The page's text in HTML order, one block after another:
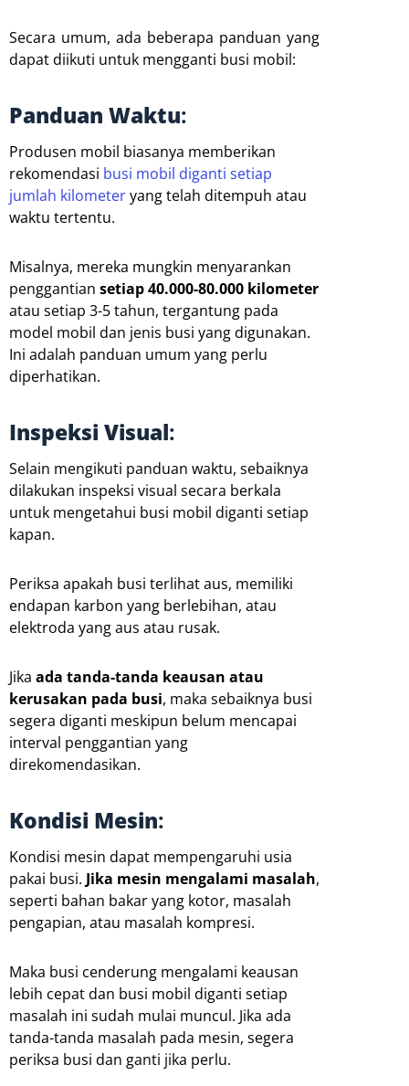
Secara umum, ada beberapa panduan yang
dapat diikuti untuk mengganti busi mobil:
Panduan Waktu:
Produsen mobil biasanya memberikan
rekomendasi busi mobil diganti setiap
jumlah kilometeryang telah ditempuh atau
waktu tertentu.
Misalnya, mereka mungkin menyarankan
penggantian setiap 40.000-80.000 kilometer
atau setiap 3-5 tahun, tergantung pada
model mobil dan jenis busi yang digunakan.
Ini adalah panduan umum yang perlu
diperhatikan.
Inspeksi Visual:
Selain mengikuti panduan waktu, sebaiknya
dilakukan inspeksi visual secara berkala
untuk mengetahui busi mobil diganti setiap
kapan.
Periksa apakah busi terlihat aus, memiliki
endapan karbon yang berlebihan, atau
elektroda yang aus atau rusak.
Jika ada tanda-tanda keausan atau
kerusakan pada busi, maka sebaiknya busi
segera diganti meskipun belum mencapai
interval penggantian yang
direkomendasikan.
Kondisi Mesin:
Kondisi mesin dapat mempengaruhi usia
pakai busi. Jika mesin mengalami masalah,
seperti bahan bakar yang kotor, masalah
pengapian, atau masalah kompresi.
Maka busi cenderung mengalami keausan
lebih cepat dan busi mobil diganti setiap
masalah ini sudah mulai muncul. Jika ada
tanda-tanda masalah pada mesin, segera
periksa busi dan ganti jika perlu.